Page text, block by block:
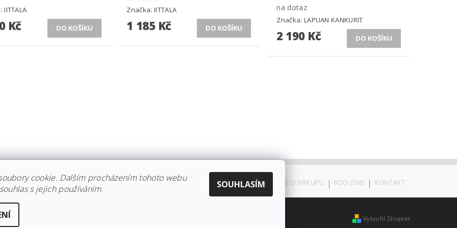
IITTALA
Kč
Značka:IITTALA
1 185 Kč
na dotaz
Značka: LAPUAN KANKURIT
2 190 Kč
IITTALA | KOLEKCE STELTON | DISTRIBUCE IITTALA | REKLAMACE/ODSTOUPENÍ VŠE O NÁKUPU | KDO JSME | KONTAKT
Vytvořil Shoptet
cookie. Dalším procházením tohoto webu
s jejich používáním.
SOUHLASÍM